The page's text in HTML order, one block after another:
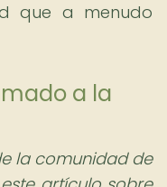
que a menudo
a la
la comunidad de